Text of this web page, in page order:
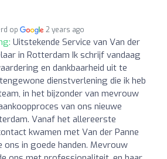
op 2 years ago
Uitstekende Service van Van der
in Rotterdam Ik schrijf vandaag
en dankbaarheid uit te
dienstverlening die ik heb
in het bijzonder van mevrouw
van ons nieuwe
Vanaf het allereerste
kwamen met Van der Panne
ons in goede handen. Mevrouw